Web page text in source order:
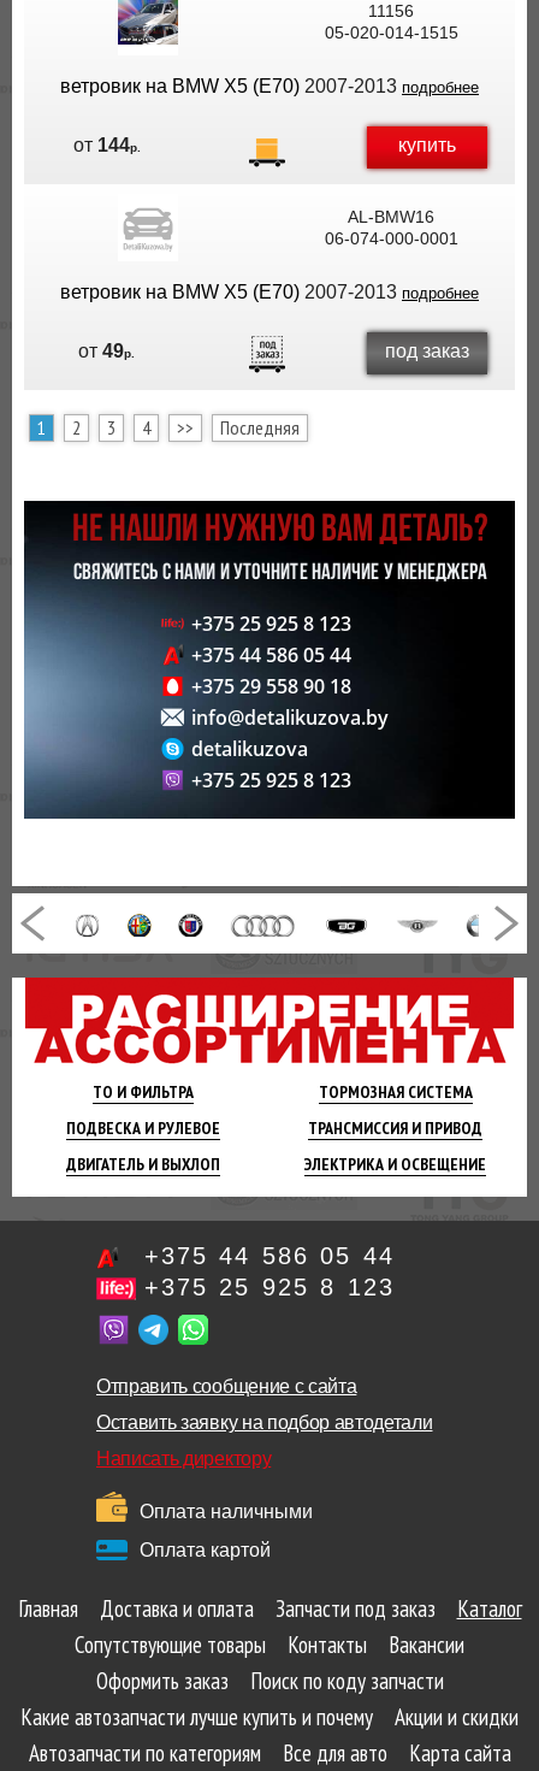
ТО И ФИЛЬТРА ТОРМОЗНАЯСИСТЕМА
ПОДВЕСКА И РУЛЕВОЕ ТРАНСМИССИЯ И ПРИВОД
ДВИГАТЕЛЬ И ВЫХЛОП ЭЛЕКТРИКА И ОСВЕЩЕНИЕ
11156
05-020-014-1515
ветровик на BMW X5 (E70) 2007-2013 подробнее
от 144р. купить
AL-BMW16
06-074-000-0001
ветровик на BMW X5 (E70) 2007-2013 подробнее
от49р. под заказ
1 2 3 4 >> Последняя
НЕ НАШЛИ НУЖНУЮ ВАМ ДЕТАЛЬ?
СВЯЖИТЕСЬ С НАМИ И УТОЧНИТЕ НАЛИЧИЕ У МЕНЕДЖЕРА
+375 25 925 8 123
+375 44 586 05 44
+375 29 558 90 18
info@detalikuzova.by
detalikuzova
+375 25 925 8 123
+375 44 586 05 44
+375 25 925 8 123
Отправить сообщение с сайта
Оставить заявку на подбор автодетали
Написать директору
Оплата наличными
Оплата картой
Главная Доставка и оплата Запчасти под заказ
Каталог
Сопутствующие товары
Контакты
Вакансии
Оформить заказ
Поиск по коду запчасти
Какие автозапчасти лучше купить и почему
Акции и скидки
Автозапчасти по категориям
Все для авто Карта сайта